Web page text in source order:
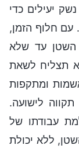
יעילים כדי
עם חלוף הזמן,
השטן עד שלא
תצליח לשאת
ומתקפות
לישועה.
עבודתו של
ללא יכולת